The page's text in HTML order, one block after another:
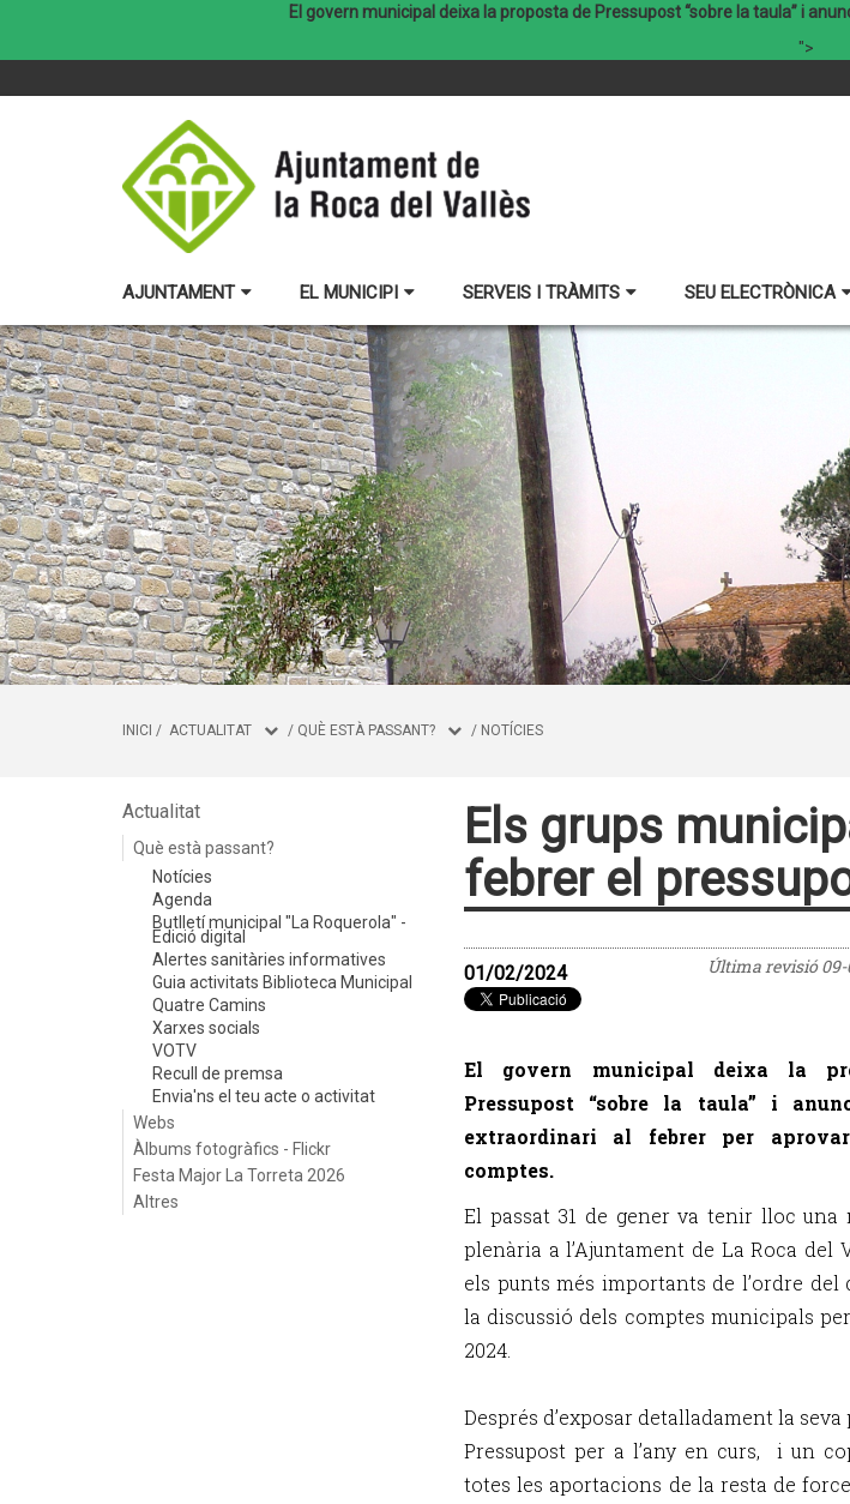
El govern municipal deixa la proposta de Pressupost “sobre la taula” i
">
AJUNTAMENT EL MUNICIPI SERVEIS I TRÀMITS SEU ELECTRÒNICA
INICI / ACTUALITAT / QUÈ ESTÀ PASSANT? / NOTÍCIES
Actualitat
Què està passant?
Notícies
Agenda
Butlletí municipal "La Roquerola" -
Edició digital
Alertes sanitàries informatives
Guia activitats Biblioteca Municipal
Quatre Camins
Xarxes socials
VOTV
Recull de premsa
Envia'ns el teu acte o activitat
Webs
Àlbums fotogràfics - Flickr
Festa Major La Torreta 2026
Altres
Els grups
febrer el
Última revisió
01/02/2024
El govern municipal deixa la
Pressupost “sobre la taula” i
extraordinari al febrer per
comptes.
El passat 31 de gener va tenir lloc una
plenària a l’Ajuntament de La Roca del
els punts més importants de l’ordre del
la discussió dels comptes municipals
2024.
Després d’exposar detalladament la
Pressupost per a l’any en curs, i un
totes les aportacions de la resta de